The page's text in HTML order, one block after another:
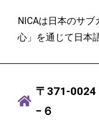
NICAは日本のサ
心」を通じて日本
〒371-0024
−６